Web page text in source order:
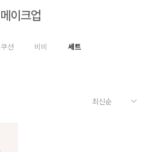
메이크업
쿠션 비비 세트